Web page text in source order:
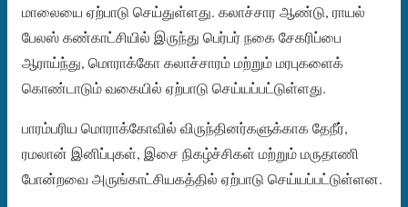
மாலையை ஏற்பாடு செய்துள்ளது. கலாச்சார ஆண்டு, ராயல்
பேலஸ் கண்காட்சியில் இருந்து பெர்பர் நகை சேகரிப்பை
ஆராய்ந்து, மொராக்கோ கலாச்சாரம் மற்றும் மரபுகளைக்
கொண்டாடும் வகையில் ஏற்பாடு செய்யப்பட்டுள்ளது.
பாரம்பரிய மொராக்கோவில் விருந்தினர்களுக்காக தேநீர்,
ரமலான் இனிப்புகள், இசை நிகழ்ச்சிகள் மற்றும் மருதாணி
போன்றவை அருங்காட்சியகத்தில் ஏற்பாடு செய்யப்பட்டுள்ளன.